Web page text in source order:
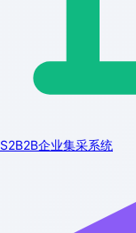
S2B2B企业集采系统